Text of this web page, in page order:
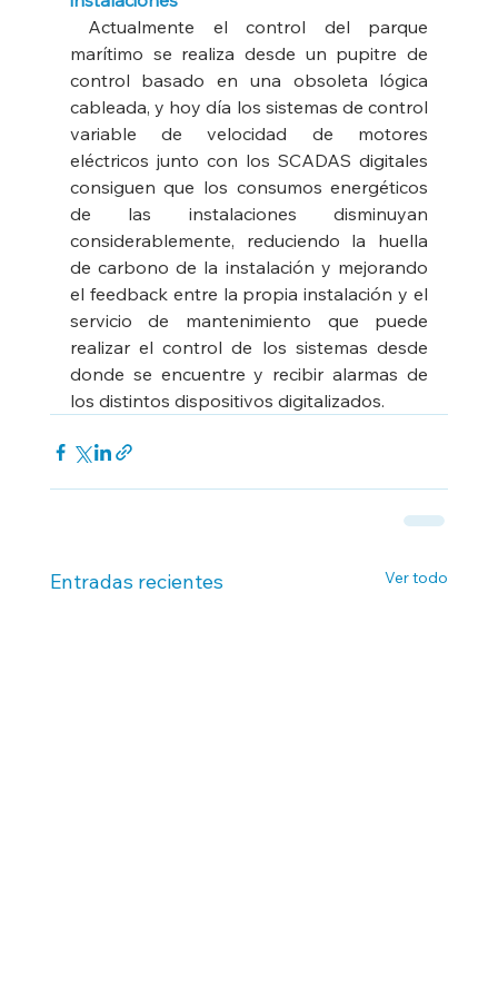
Actualmente el control del parque
marítimo se realiza desde un pupitre de
control basado en una obsoleta lógica
cableada, y hoy día los sistemas de control
variable de velocidad de motores
eléctricos junto con los SCADAS digitales
consiguen que los consumos energéticos
de las instalaciones disminuyan
considerablemente, reduciendo la huella
de carbono de la instalación y mejorando
el feedback entre la propia instalación y el
servicio de mantenimiento que puede
realizar el control de los sistemas desde
donde se encuentre y recibir alarmas de
los distintos dispositivos digitalizados.
Entradas recientes Ver todo